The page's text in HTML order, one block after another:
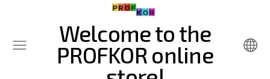
Welcome to the
PROFKOR online